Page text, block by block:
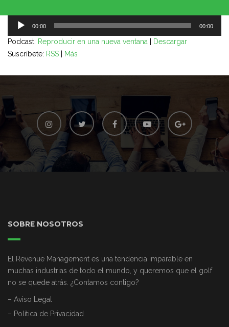
Reproductor
audio
00:00 00:00
Podcast: Reproducir en una nueva ventana
Descargar
Suscríbete: RSS Más
SOBRE NOSOTROS
El Revenue Management es una tendencia imparable en
muchas industrias de todo el mundo, y queremos que el golf
no se quede atrás. ¿Contamos contigo?
– Aviso Legal
– Política de Privacidad